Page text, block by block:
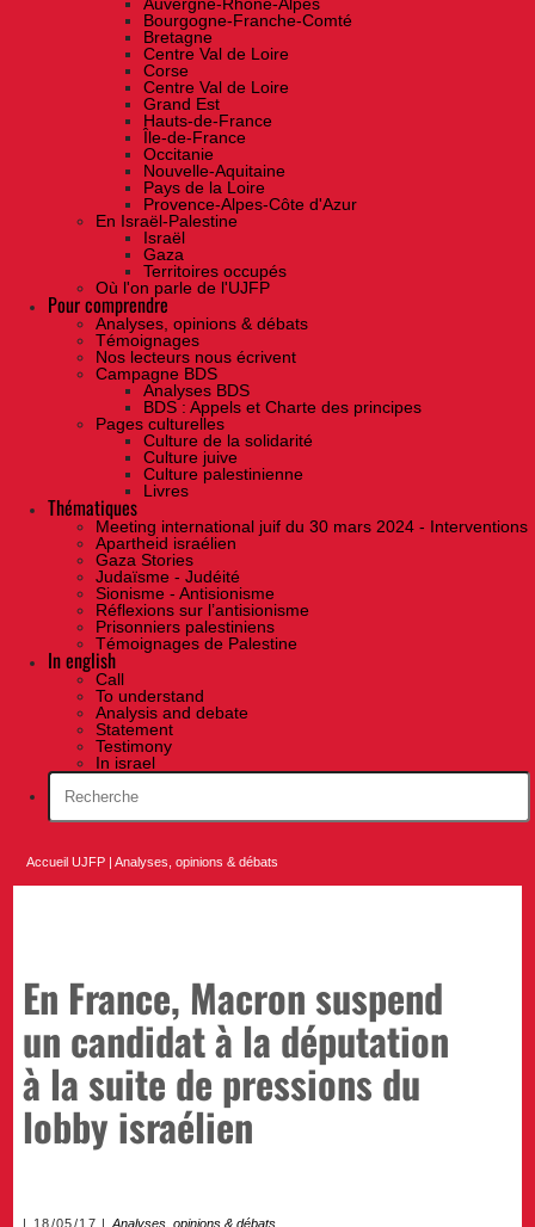
Bourgogne-Franche-Comté
Bretagne
Centre Val de Loire
Corse
Centre Val de Loire
Grand Est
Hauts-de-France
Île-de-France
Occitanie
Nouvelle-Aquitaine
Pays de la Loire
Provence-Alpes-Côte d'Azur
En Israël-Palestine
Israël
Gaza
Territoires occupés
Où l'on parle de l'UJFP
Pour comprendre
Analyses, opinions & débats
Témoignages
Nos lecteurs nous écrivent
Campagne BDS
Analyses BDS
BDS : Appels et Charte des principes
Pages culturelles
Culture de la solidarité
Culture juive
Culture palestinienne
Livres
Thématiques
Meeting international juif du 30 mars 2024 - Interventions
Apartheid israélien
Gaza Stories
Judaïsme - Judéité
Sionisme - Antisionisme
Réflexions sur l’antisionisme
Prisonniers palestiniens
Témoignages de Palestine
In english
Call
To understand
Analysis and debate
Statement
Testimony
In israel
Accueil UJFP |Analyses, opinions & débats
En France, Macron suspend
un candidat à la députation
à la suite de pressions du
lobby israélien
18/05/17 Analyses, opinions & débats